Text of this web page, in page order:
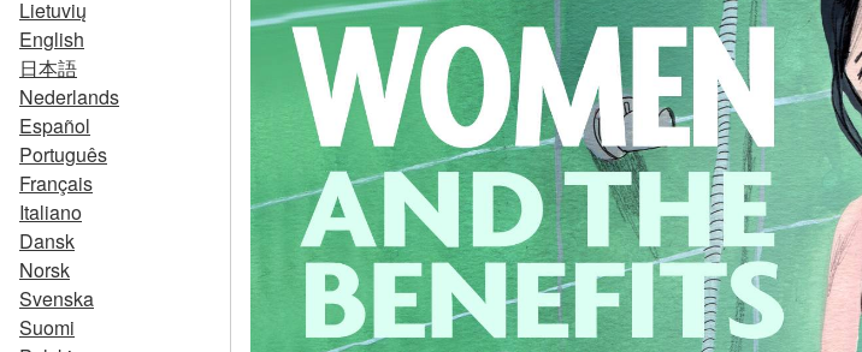
Lietuvių
English
日本語
Nederlands
Español
Português
Français
Italiano
Dansk
Norsk
Svenska
Suomi